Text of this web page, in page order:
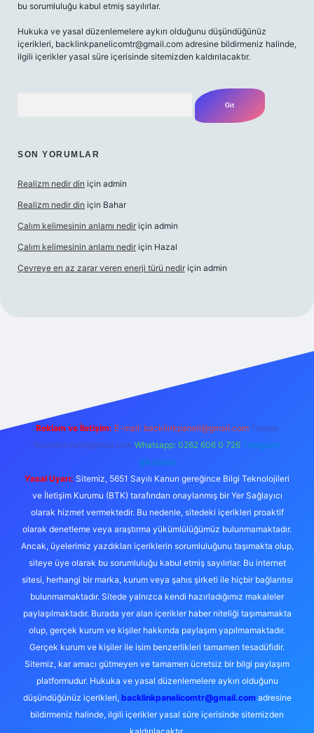
bu sorumluluğu kabul etmiş sayılırlar.
Hukuka ve yasal düzenlemelere aykırı olduğunu düşündüğünüz
içerikleri, backlinkpanelicomtr@gmail.com adresine bildirmeniz halinde,
ilgili içerikler yasal süre içerisinde sitemizden kaldırılacaktır.
SON YORUMLAR
Realizm nedir din için admin
Realizm nedir din için Bahar
Çalım kelimesinin anlamı nedir için admin
Çalım kelimesinin anlamı nedir için Hazal
Çevreye en az zarar veren enerji türü nedir için admin
Reklam ve İletişim: E-mail: backlinkpaneli@gmail.com Teams:
forumhizmeti@gmail.com Whatsapp: 0262 606 0 726 Telegram:
@karabul
Yasal Uyarı: Sitemiz, 5651 Sayılı Kanun gereğince Bilgi Teknolojileri
ve İletişim Kurumu (BTK) tarafından onaylanmış bir Yer Sağlayıcı
olarak hizmet vermektedir. Bu nedenle, sitedeki içerikleri proaktif
olarak denetleme veya araştırma yükümlülüğümüz bulunmamaktadır.
Ancak, üyelerimiz yazdıkları içeriklerin sorumluluğunu taşımakta olup,
siteye üye olarak bu sorumluluğu kabul etmiş sayılırlar. Bu internet
sitesi, herhangi bir marka, kurum veya şahıs şirketi ile hiçbir bağlantısı
bulunmamaktadır. Sitede yalnızca kendi hazırladığımız makaleler
paylaşılmaktadır. Burada yer alan içerikler haber niteliği taşımamakta
olup, gerçek kurum ve kişiler hakkında paylaşım yapılmamaktadır.
Gerçek kurum ve kişiler ile isim benzerlikleri tamamen tesadüfidir.
Sitemiz, kar amacı gütmeyen ve tamamen ücretsiz bir bilgi paylaşım
platformudur. Hukuka ve yasal düzenlemelere aykırı olduğunu
düşündüğünüz içerikleri, backlinkpanelicomtr@gmail.comadresine
bildirmeniz halinde, ilgili içerikler yasal süre içerisinde sitemizden